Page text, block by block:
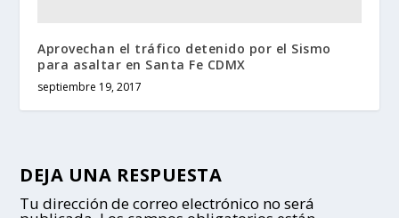
Aprovechan el tráfico detenido por el Sismo
para asaltar en Santa Fe CDMX
septiembre 19, 2017
DEJA UNA RESPUESTA
Tu dirección de correo electrónico no será